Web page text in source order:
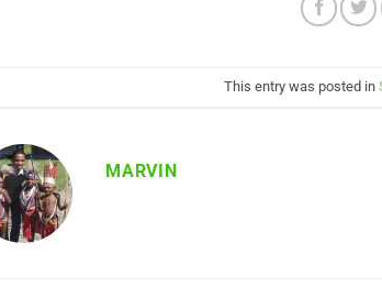
This entry was posted in
MARVIN